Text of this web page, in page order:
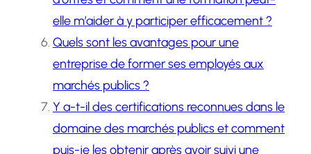
elle m’aider à y participer efficacement ?
Quels sont les avantages pour une
entreprise de former ses employés aux
marchés publics ?
Y a-t-il des certifications reconnues dans le
domaine des marchés publics et comment
puis-je les obtenir après avoir suivi une